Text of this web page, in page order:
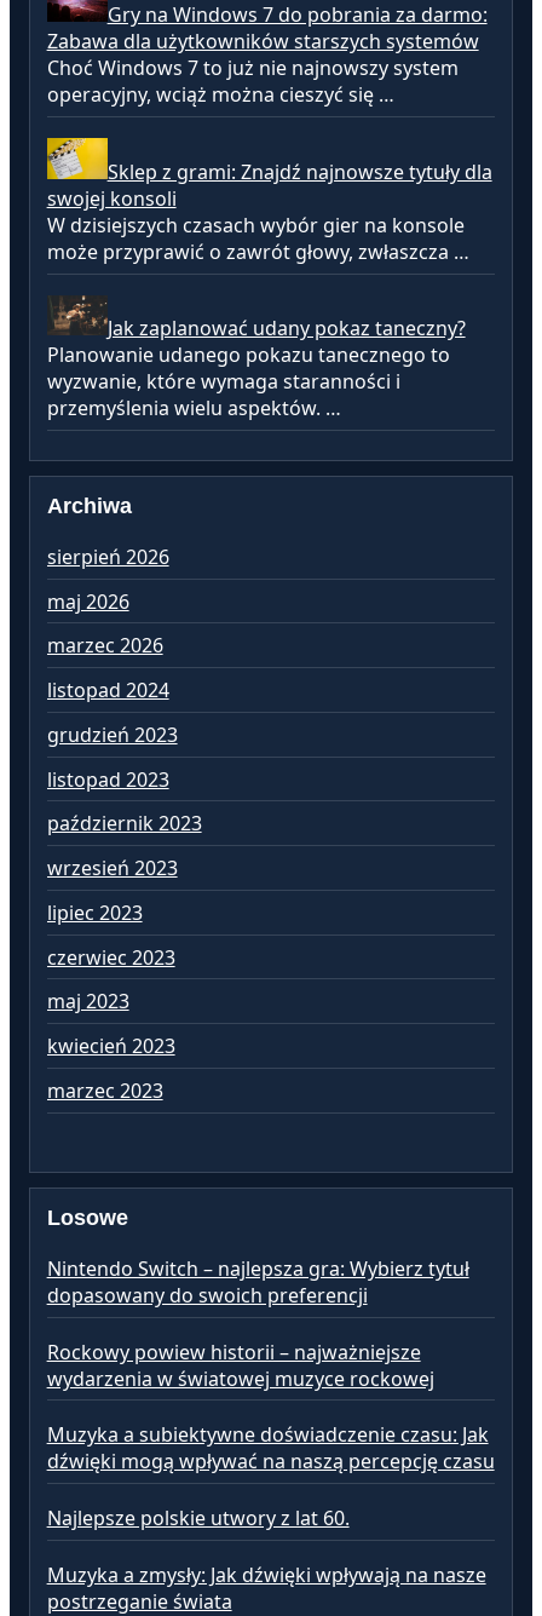
Gry na Windows 7 do pobrania za darmo:
Zabawa dla użytkowników starszych systemów
Choć Windows 7 to już nie najnowszy system
operacyjny, wciąż można cieszyć się …
Sklep z grami: Znajdź najnowsze tytuły dla
swojej konsoli
W dzisiejszych czasach wybór gier na konsole
może przyprawić o zawrót głowy, zwłaszcza …
Jak zaplanować udany pokaz taneczny?
Planowanie udanego pokazu tanecznego to
wyzwanie, które wymaga staranności i
przemyślenia wielu aspektów. …
Archiwa
sierpień 2026
maj 2026
marzec 2026
listopad 2024
grudzień 2023
listopad 2023
październik 2023
wrzesień 2023
lipiec 2023
czerwiec 2023
maj 2023
kwiecień 2023
marzec 2023
Losowe
Nintendo Switch – najlepsza gra: Wybierz tytuł
dopasowany do swoich preferencji
Rockowy powiew historii – najważniejsze
wydarzenia w światowej muzyce rockowej
Muzyka a subiektywne doświadczenie czasu: Jak
dźwięki mogą wpływać na naszą percepcję czasu
Najlepsze polskie utwory z lat 60.
Muzyka a zmysły: Jak dźwięki wpływają na nasze
postrzeganie świata